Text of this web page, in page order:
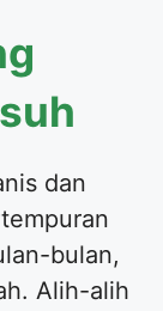
dan
bulan,
Alih-alih